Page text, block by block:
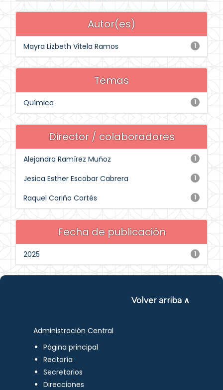
Autor(es)
1
Mayra Lizbeth Vitela Ramos
Temas
1
Química
Director / colaboradores
1
Alejandra Ramírez Muñoz
1
Jesica Esther Escobar Cabrera
1
Raquel Cariño Cortés
Fecha de publicación
1
2025
Volver arriba ∧
Administración Central
Página principal
Rectoría
Secretarios
Direcciones